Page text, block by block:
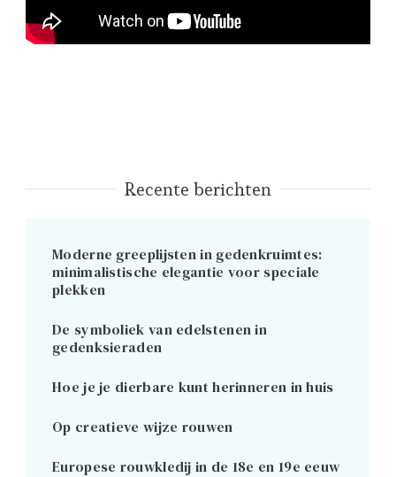
Recente berichten
Moderne greeplijsten in gedenkruimtes:
minimalistische elegantie voor speciale
plekken
De symboliek van edelstenen in
gedenksieraden
Hoe je je dierbare kunt herinneren in huis
Op creatieve wijze rouwen
Europese rouwkledij in de 18e en 19e eeuw